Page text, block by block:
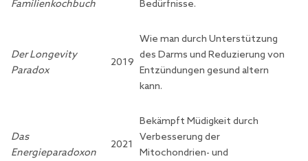
Familienkochbuch Bedürfnisse.
Der Longevity
Paradox
2019
Wie man durch Unterstützung
des Darms und Reduzierung von
Entzündungen gesund altern
kann.
Das
Energieparadoxon
2021
Bekämpft Müdigkeit durch
Verbesserung der
Mitochondrien- und